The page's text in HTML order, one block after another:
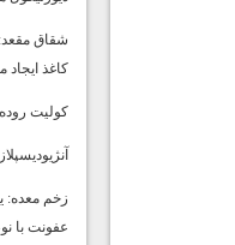
شقاق مقعد:
كاغذ
كوليت
زخم معده: